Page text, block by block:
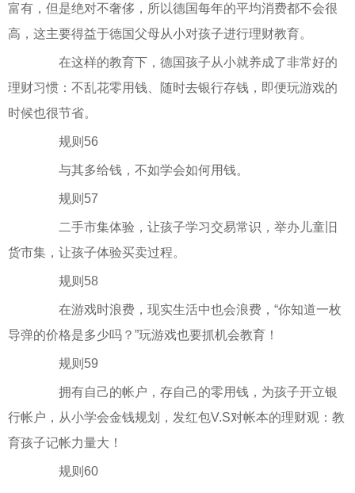
富有，但是绝对不奢侈，所以德国每年的平均消费都不会很
高，这主要得益于德国父母从小对孩子进行理财教育。
在这样的教育下，德国孩子从小就养成了非常好的
理财习惯：不乱花零用钱、随时去银行存钱，即便玩游戏的
时候也很节省。
规则56
与其多给钱，不如学会如何用钱。
规则57
二手市集体验，让孩子学习交易常识，举办儿童旧
货市集，让孩子体验买卖过程。
规则58
在游戏时浪费，现实生活中也会浪费，“你知道一枚
导弹的价格是多少吗？”玩游戏也要抓机会教育！
规则59
拥有自己的帐户，存自己的零用钱，为孩子开立银
行帐户，从小学会金钱规划，发红包V.S对帐本的理财观：教
育孩子记帐力量大！
规则60